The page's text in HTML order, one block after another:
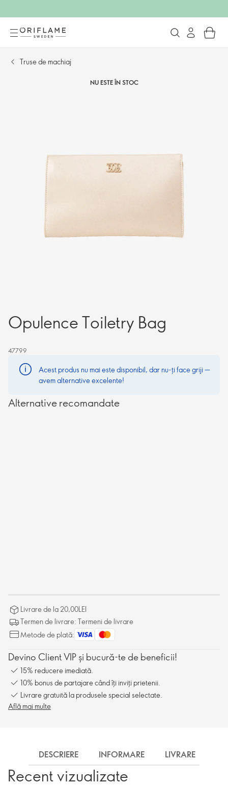
Truse de machiaj​
NU ESTE ÎN STOC
Opulence Toiletry Bag
47799
Acest produs nu mai este disponibil, dar nu-ți face griji —
avem alternative excelente!
Alternative recomandate
Livrare de la 20,00LEI
Termen de livrare: Termeni de livrare
Metode de plată:
Devino Client VIP și bucură-te de beneficii!
15% reducere imediată.
10% bonus de partajare când îți inviți prietenii.
Livrare gratuită la produsele special selectate.
Află mai multe
DESCRIERE INFORMARE LIVRARE
Recent vizualizate